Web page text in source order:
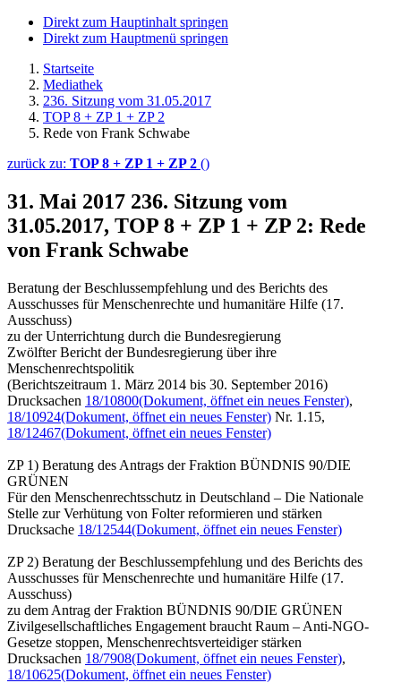
Direkt zum Hauptinhalt springen
Direkt zum Hauptmenü springen
Startseite
Mediathek
236. Sitzung vom 31.05.2017
TOP 8 + ZP 1 + ZP 2
Rede von Frank Schwabe
zurück zu: TOP 8 + ZP 1 + ZP 2 ()
31. Mai 2017 236. Sitzung vom
31.05.2017, TOP 8 + ZP 1 + ZP 2: Rede
von Frank Schwabe
Beratung der Beschlussempfehlung und des Berichts des
Ausschusses für Menschenrechte und humanitäre Hilfe (17.
Ausschuss)
zu der Unterrichtung durch die Bundesregierung
Zwölfter Bericht der Bundesregierung über ihre
Menschenrechtspolitik
(Berichtszeitraum 1. März 2014 bis 30. September 2016)
Drucksachen 18/10800(Dokument, öffnet ein neues Fenster),
18/10924(Dokument, öffnet ein neues Fenster) Nr. 1.15,
18/12467(Dokument, öffnet ein neues Fenster)
ZP 1) Beratung des Antrags der Fraktion BÜNDNIS 90/DIE
GRÜNEN
Für den Menschenrechtsschutz in Deutschland – Die Nationale
Stelle zur Verhütung von Folter reformieren und stärken
Drucksache 18/12544(Dokument, öffnet ein neues Fenster)
ZP 2) Beratung der Beschlussempfehlung und des Berichts des
Ausschusses für Menschenrechte und humanitäre Hilfe (17.
Ausschuss)
zu dem Antrag der Fraktion BÜNDNIS 90/DIE GRÜNEN
Zivilgesellschaftliches Engagement braucht Raum – Anti-NGO-
Gesetze stoppen, Menschenrechtsverteidiger stärken
Drucksachen 18/7908(Dokument, öffnet ein neues Fenster),
18/10625(Dokument, öffnet ein neues Fenster)